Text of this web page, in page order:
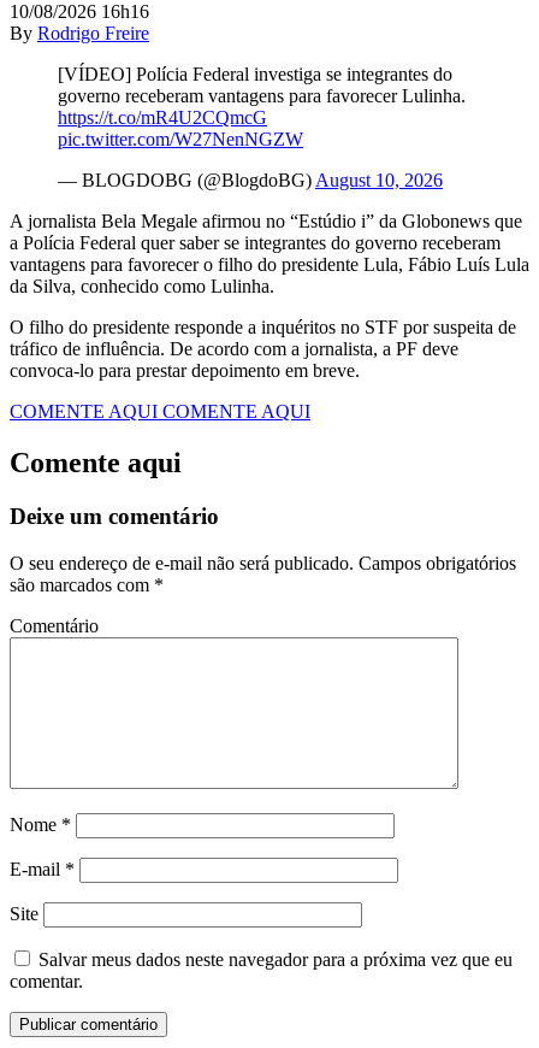
10/08/2026 16h16
By Rodrigo Freire
[VÍDEO] Polícia Federal investiga se integrantes do
governo receberam vantagens para favorecer Lulinha.
https://t.co/mR4U2CQmcG
pic.twitter.com/W27NenNGZW
— BLOGDOBG (@BlogdoBG) August 10, 2026
A jornalista Bela Megale afirmou no “Estúdio i” da Globonews que
a Polícia Federal quer saber se integrantes do governo receberam
vantagens para favorecer o filho do presidente Lula, Fábio Luís Lula
da Silva, conhecido como Lulinha.
O filho do presidente responde a inquéritos no STF por suspeita de
tráfico de influência. De acordo com a jornalista, a PF deve
convoca-lo para prestar depoimento em breve.
COMENTE AQUI COMENTE AQUI
Comente aqui
Deixe um comentário
O seu endereço de e-mail não será publicado. Campos obrigatórios
são marcados com *
Comentário
Nome *
E-mail *
Site
Salvar meus dados neste navegador para a próxima vez que eu
comentar.